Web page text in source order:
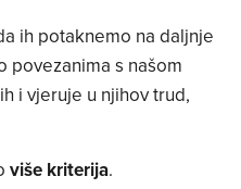
ih potaknemo na daljnje
povezanima s našom
i vjeruje u njihov trud,
više kriterija.